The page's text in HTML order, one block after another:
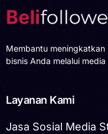
Membantu meningkatkan
bisnis Anda melalui media
Layanan Kami
Jasa Sosial Media